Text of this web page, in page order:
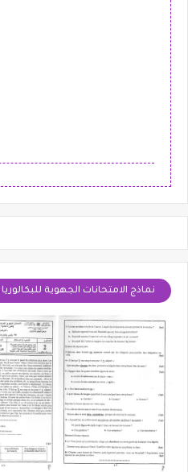
نماذج الامتحانات الجهوية للبكالوريا